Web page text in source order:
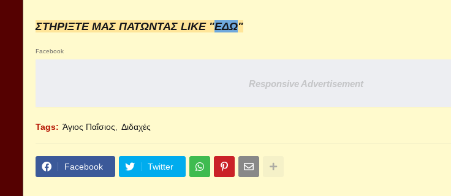
ΣΤΗΡΙΞΤΕ ΜΑΣ ΠΑΤΩΝΤΑΣ LIKE "ΕΔΩ"
Facebook
Responsive Advertisement
Tags: Άγιος Παΐσιος Διδαχές
Facebook Twitter